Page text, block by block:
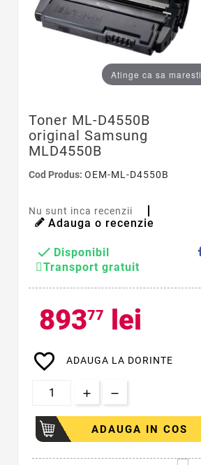
Atinge ca sa maresti
Toner ML-D4550B
original Samsung
MLD4550B
Cod Produs: OEM-ML-D4550B
Nu sunt inca recenzii
Adauga o recenzie
 Disponibil
Transport gratuit
89377 lei
favorite_border ADAUGA LA DORINTE
ADAUGA IN COS